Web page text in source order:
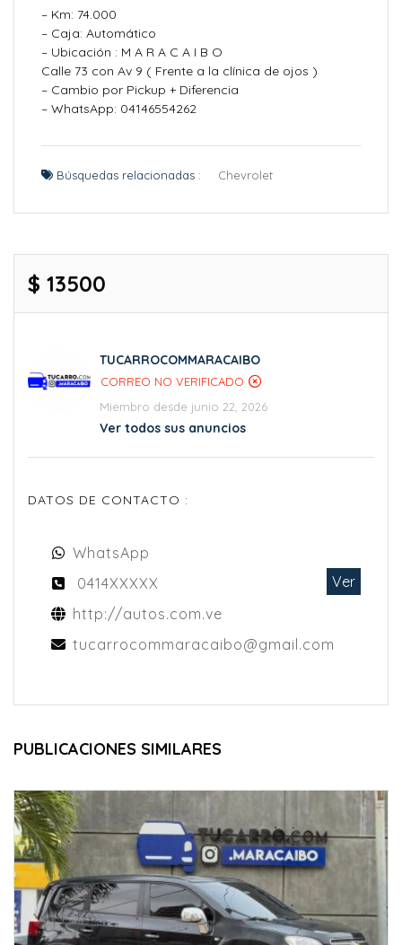
– Km: 74.000
– Caja: Automático
– Ubicación : M A R A C A I B O
Calle 73 con Av 9 ( Frente a la clínica de ojos )
– Cambio por Pickup + Diferencia
– WhatsApp: 04146554262
Búsquedas relacionadas : Chevrolet
$ 13500
TUCARROCOMMARACAIBO
CORREO NO VERIFICADO
Miembro desde junio 22, 2026
Ver todos sus anuncios
DATOS DE CONTACTO :
WhatsApp
0414XXXXX
Ver
http://autos.com.ve
tucarrocommaracaibo@gmail.com
PUBLICACIONES SIMILARES